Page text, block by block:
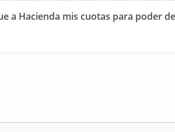
a Hacienda mis cuotas para poder